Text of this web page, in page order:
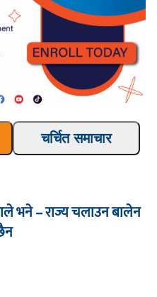
चर्चित समाचार
भने – राज्य चलाउन बालेन